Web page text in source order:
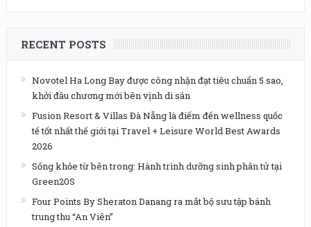
RECENT POSTS
Novotel Ha Long Bay được công nhận đạt tiêu chuẩn 5 sao,
khởi đầu chương mới bên vịnh di sản
Fusion Resort & Villas Đà Nẵng là điểm đến wellness quốc
tế tốt nhất thế giới tại Travel + Leisure World Best Awards
2026
Sống khỏe từ bên trong: Hành trình dưỡng sinh phân tử tại
Green20S
Four Points By Sheraton Danang ra mắt bộ sưu tập bánh
trung thu “An Viên”